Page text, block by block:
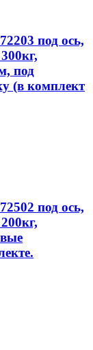
под ось,
под
(в комплект
под ось,